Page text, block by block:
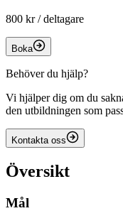
800 kr/ deltagare
Boka
Behöver du hjälp?
Vi hjälper dig om du
den utbildningen som
Kontakta oss
Översikt
Mål